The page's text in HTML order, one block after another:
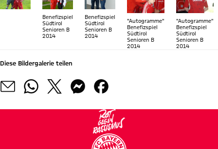
Benefizspiel
Südtirol
Senioren B
2014
Benefizspiel
Südtirol
Senioren B
2014
"Autogramme"
Benefizspiel
Südtirol
Senioren B
2014
"Autogramme"
Benefizspiel
Südtirol
Senioren B
2014
Diese Bildergalerie teilen